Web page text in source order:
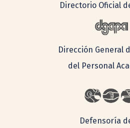
Directorio Oficial
Dirección General
del Personal
Defensoría